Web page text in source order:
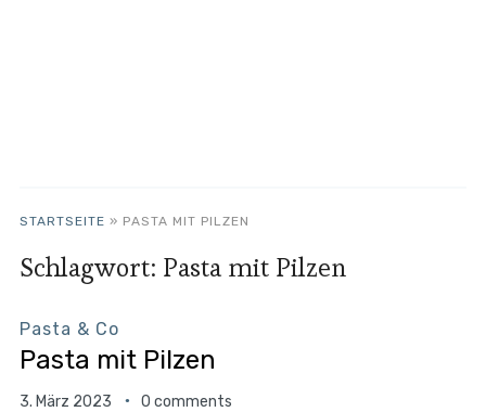
STARTSEITE » PASTA MIT PILZEN
Schlagwort: Pasta mit Pilzen
Pasta & Co
Pasta mit Pilzen
3. März 2023 0 comments